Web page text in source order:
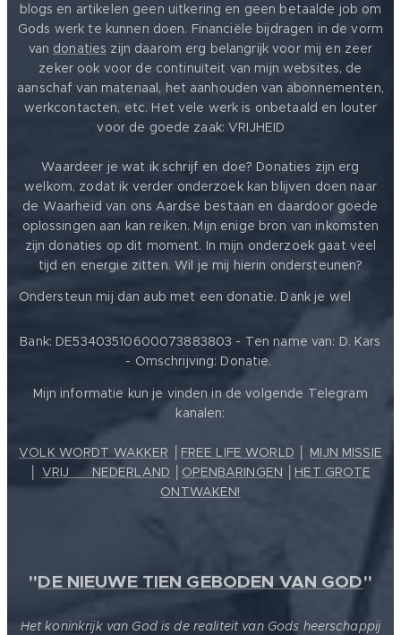
blogs en artikelen geen uitkering en geen betaalde job om
Gods werk te kunnen doen. Financiële bijdragen in de vorm
van donaties zijn daarom erg belangrijk voor mij en zeer
zeker ook voor de continuïteit van mijn websites, de
aanschaf van materiaal, het aanhouden van abonnementen,
werkcontacten, etc. Het vele werk is onbetaald en louter
voor de goede zaak: VRIJHEID ❤️
Waardeer je wat ik schrijf en doe? Donaties zijn erg
welkom, zodat ik verder onderzoek kan blijven doen naar
de Waarheid van ons Aardse bestaan en daardoor goede
oplossingen aan kan reiken. Mijn enige bron van inkomsten
zijn donaties op dit moment. In mijn onderzoek gaat veel
tijd en energie zitten. Wil je mij hierin ondersteunen?
Ondersteun mij dan aub met een donatie. Dank je wel
Bank: DE53403510600073883803 - Ten name van: D. Kars
- Omschrijving: Donatie.
Mijn informatie kun je vinden in de volgende Telegram
kanalen:
VOLK WORDT WAKKER FREE LIFE WORLD
MIJN MISSIE
VRIJ ❤️ NEDERLAND OPENBARINGEN
HET GROTE
ONTWAKEN!
"DE NIEUWE TIEN GEBODEN VAN GOD"
Het koninkrijk van God is de realiteit van Gods heerschappij